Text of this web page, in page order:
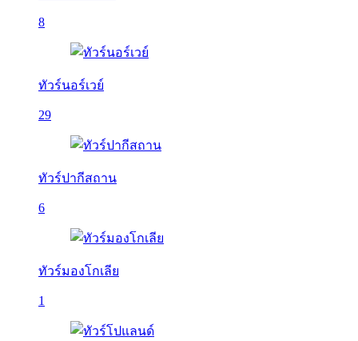
8
ทัวร์นอร์เวย์
29
ทัวร์ปากีสถาน
6
ทัวร์มองโกเลีย
1